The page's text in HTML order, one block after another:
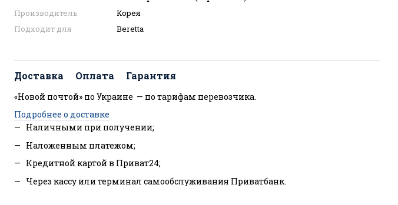
Производитель
Корея
Подходит для
Beretta
Доставка Оплата Гарантия
«Новой почтой» по Украине — по тарифам перевозчика.
Подробнее о доставке
Наличными при получении;
Наложенным платежом;
Кредитной картой в Приват24;
Через кассу или терминал самообслуживания Приватбанк.